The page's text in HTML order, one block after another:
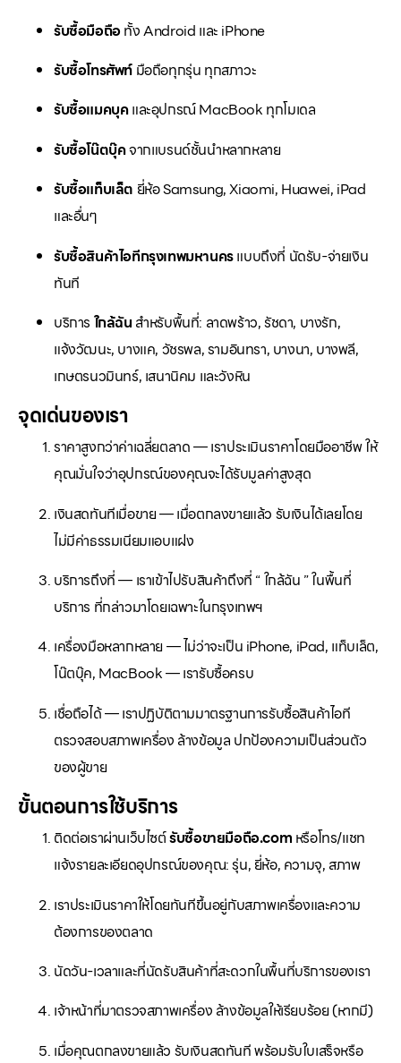
รับซื้อมือถือทั้ง Android และ iPhone
รับซื้อโทรศัพท์ มือถือทุกรุ่น ทุกสภาวะ
รับซื้อแมคบุคและอุปกรณ์ MacBook ทุกโมเดล
รับซื้อโน๊ตบุ๊คจากแบรนด์ชั้นนำหลากหลาย
รับซื้อแท็บเล็ต ยี่ห้อ Samsung, Xiaomi, Huawei, iPad
และอื่นๆ
รับซื้อสินค้าไอทีกรุงเทพมหานครแบบถึงที่ นัดรับ-จ่ายเงิน
ทันที
บริการ ใกล้ฉัน สำหรับพื้นที่: ลาดพร้าว, รัชดา, บางรัก,
แจ้งวัฒนะ, บางแค, วัชรพล, รามอินทรา, บางนา, บางพลี,
เกษตรนวมินทร์, เสนานิคม และวังหิน
จุดเด่นของเรา
ราคาสูงกว่าค่าเฉลี่ยตลาด — เราประเมินราคาโดยมืออาชีพ ให้
คุณมั่นใจว่าอุปกรณ์ของคุณจะได้รับมูลค่าสูงสุด
เงินสดทันทีเมื่อขาย — เมื่อตกลงขายแล้ว รับเงินได้เลยโดย
ไม่มีค่าธรรมเนียมแอบแฝง
บริการถึงที่ — เราเข้าไปรับสินค้าถึงที่ “ ใกล้ฉัน ” ในพื้นที่
บริการ ที่กล่าวมาโดยเฉพาะในกรุงเทพฯ
เครื่องมือหลากหลาย — ไม่ว่าจะเป็น iPhone, iPad, แท็บเล็ต,
โน๊ตบุ๊ค, MacBook — เรารับซื้อครบ
เชื่อถือได้ — เราปฏิบัติตามมาตรฐานการรับซื้อสินค้าไอที
ตรวจสอบสภาพเครื่อง ล้างข้อมูล ปกป้องความเป็นส่วนตัว
ของผู้ขาย
ขั้นตอนการใช้บริการ
ติดต่อเราผ่านเว็บไซต์รับซื้อขายมือถือ.com หรือโทร/แชท
แจ้งรายละเอียดอุปกรณ์ของคุณ: รุ่น, ยี่ห้อ, ความจุ, สภาพ
เราประเมินราคาให้โดยทันทีขึ้นอยู่กับสภาพเครื่องและความ
ต้องการของตลาด
นัดวัน-เวลาและที่นัดรับสินค้าที่สะดวกในพื้นที่บริการของเรา
เจ้าหน้าที่มาตรวจสภาพเครื่อง ล้างข้อมูลให้เรียบร้อย (หากมี)
เมื่อคุณตกลงขายแล้ว รับเงินสดทันที พร้อมรับใบเสร็จหรือ